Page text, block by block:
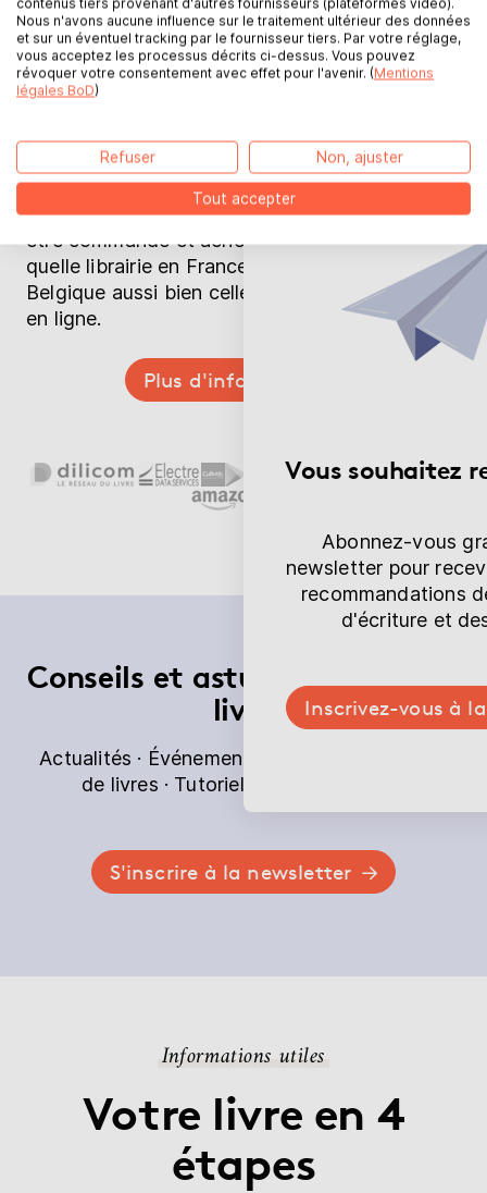
Votre livre en
librairie
Une fois votre livre publié, il est disponible sur
les catalogues Dilicom et Electre. Il peut donc
être commandé et acheté dans n'importe
quelle librairie en France, en Suisse et en
Belgique aussi bien celle de votre quartier ou
en ligne.
Plus d'informations
Conseils et astuces pour votre
livre
Actualités · Événements · Recommandations
de livres · Tutoriels · Jeux concours
S'inscrire à la newsletter
Informations utiles
Votre livre en 4
étapes
Vous souhaitez
Abonnez-vous
newsletter pour
recommandations
d'écriture et
Inscrivez-vous à
contenus tiers provenant d'autres fournisseurs (plateformes vidéo).
Nous n'avons aucune influence sur le traitement ultérieur des données
et sur un éventuel tracking par le fournisseur tiers. Par votre réglage,
vous acceptez les processus décrits ci-dessus. Vous pouvez
révoquer votre consentement avec effet pour l'avenir. (Mentions
légales BoD)
Refuser Non, ajuster
Tout accepter